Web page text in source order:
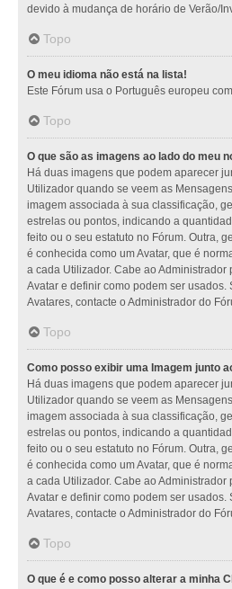
devido à mudança de horário de Verão/
Topo
O meu idioma não está na lista!
Este Fórum usa o Português europeu
Topo
O que são as imagens ao lado do meu
Há duas imagens que podem aparecer
Utilizador quando se veem as
imagem associada à sua classificação,
estrelas ou pontos, indicando a
feito ou o seu estatuto no Fórum. Outra,
é conhecida como um Avatar, que é
a cada Utilizador. Cabe ao Administrador
Avatar e definir como podem ser
Avatares, contacte o Administrador do
Topo
Como posso exibir uma Imagem junto
Há duas imagens que podem aparecer
Utilizador quando se veem as
imagem associada à sua classificação,
estrelas ou pontos, indicando a
feito ou o seu estatuto no Fórum. Outra,
é conhecida como um Avatar, que é
a cada Utilizador. Cabe ao Administrador
Avatar e definir como podem ser
Avatares, contacte o Administrador do
Topo
O que é e como posso alterar a minha